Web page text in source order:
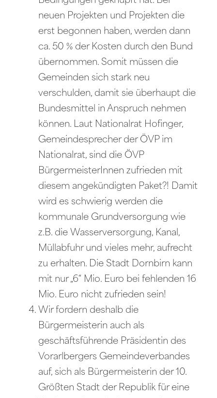
neuen Projekten und Projekten die
erst begonnen haben, werden dann
ca. 50 % der Kosten durch den Bund
übernommen. Somit müssen die
Gemeinden sich stark neu
verschulden, damit sie überhaupt die
Bundesmittel in Anspruch nehmen
können. Laut Nationalrat Hofinger,
Gemeindesprecher der ÖVP im
Nationalrat, sind die ÖVP
BürgermeisterInnen zufrieden mit
diesem angekündigten Paket?! Damit
wird es schwierig werden die
kommunale Grundversorgung wie
z.B. die Wasserversorgung, Kanal,
Müllabfuhr und vieles mehr, aufrecht
zu erhalten. Die Stadt Dornbirn kann
mit nur „6“ Mio. Euro bei fehlenden 16
Mio. Euro nicht zufrieden sein!
Wir fordern deshalb die
Bürgermeisterin auch als
geschäftsführende Präsidentin des
Vorarlbergers Gemeindeverbandes
auf, sich als Bürgermeisterin der 10.
Größten Stadt der Republik für eine